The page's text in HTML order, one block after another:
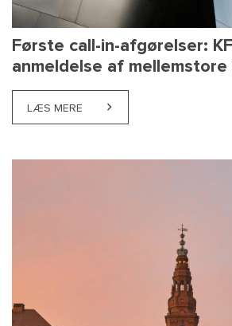
Første call-in-afgørelser:
anmeldelse af
LÆS MERE ABOUT FØRSTE CALL-IN-